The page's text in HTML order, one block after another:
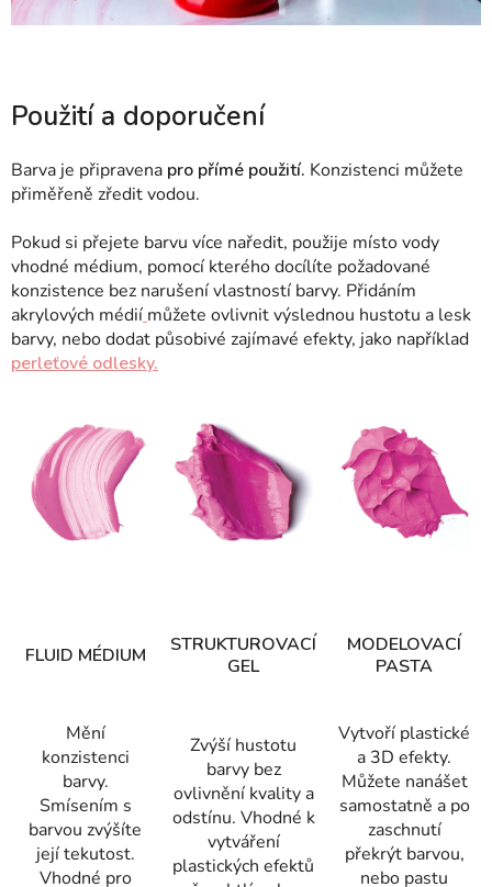
Použití a doporučení
Barva je připravena pro přímé použití. Konzistenci můžete
přiměřeně zředit vodou.
Pokud si přejete barvu více naředit, použije místo vody
vhodné médium, pomocí kterého docílíte požadované
konzistence bez narušení vlastností barvy. Přidáním
akrylových médií můžete ovlivnit výslednou hustotu a lesk
barvy, nebo dodat působivé zajímavé efekty, jako například
perleťové odlesky.
FLUID MÉDIUM
STRUKTUROVACÍ
GEL
MODELOVACÍ
PASTA
Mění
konzistenci
barvy.
Smísením s
barvou zvýšíte
její tekutost.
Vhodné pro
Zvýší hustotu
barvy bez
ovlivnění kvality a
odstínu. Vhodné k
vytváření
plastických efektů
Vytvoří plastické
a 3D efekty.
Můžete nanášet
samostatně a po
zaschnutí
překrýt barvou,
nebo pastu